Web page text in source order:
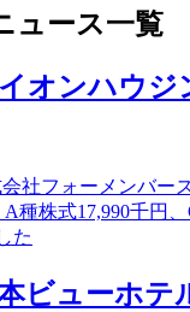
ュース一覧
オンハウ
社フォーメンバ
種株式17,990千円
た
ビューホ